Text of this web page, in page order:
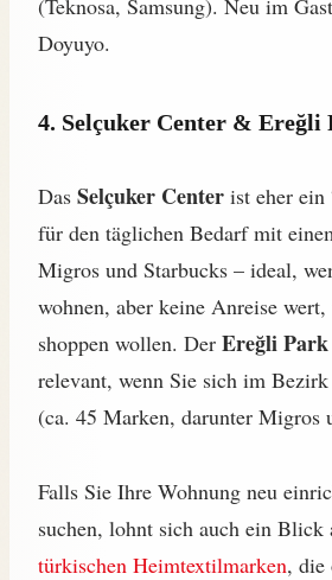
(Teknosa, Samsung). Neu im
Doyuyo.
4. Selçuker Center & Ereğli
Das Selçuker Center ist eher ein
für den täglichen Bedarf mit
Migros und Starbucks – ideal,
wohnen, aber keine Anreise
shoppen wollen. Der Ereğli
relevant, wenn Sie sich im
(ca. 45 Marken, darunter Migros
Falls Sie Ihre Wohnung neu
suchen, lohnt sich auch ein Blick
türkischen Heimtextilmarken, die